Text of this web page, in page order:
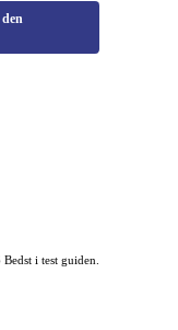
i test guiden.